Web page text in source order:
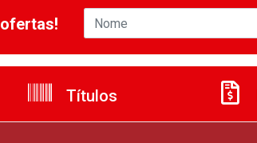
Títulos